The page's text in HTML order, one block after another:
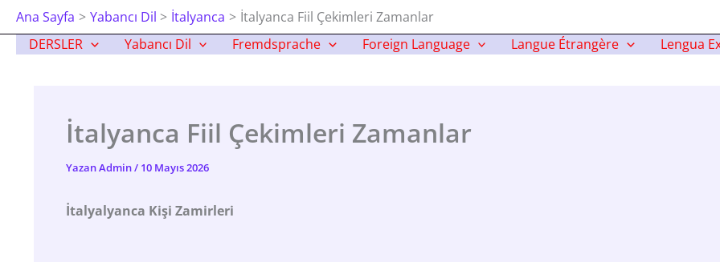
İçeriğe
Atla
DERSLER Yabancı Dil Fremdsprache Foreign Language Langue Étrangère Lengua
Ana Sayfa Yabancı Dil İtalyanca İtalyanca Fiil Çekimleri Zamanlar
İtalyanca Fiil Çekimleri Zamanlar
YazanAdmin/ 10 Mayıs 2026
İtalyalyanca Kişi Zamirleri